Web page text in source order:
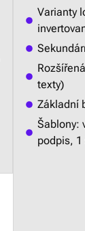
Varianty
texty)
Základní
Šablony:
podpis,